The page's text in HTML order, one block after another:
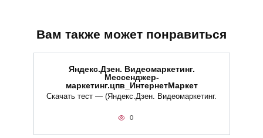
Вам также может понравиться
Яндекс.Дзен. Видеомаркетинг.
Мессенджер-
маркетинг.цпв_ИнтернетМаркет
Скачать тест — (Яндекс.Дзен. Видеомаркетинг.
0